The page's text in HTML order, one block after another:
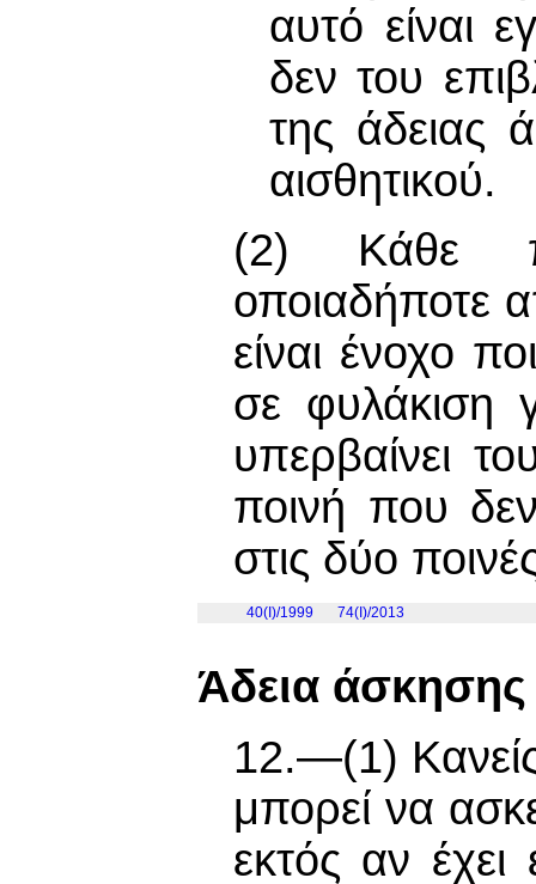
αυτό είναι
δεν του
της άδειας
αισθητικού.
(2) Κάθε
οποιαδήποτε
είναι ένοχο
σε φυλάκιση
υπερβαίνει
ποινή που
στις δύο
40(I)/1999 74(I)/2013
Άδεια
12.—(1)
μπορεί να
εκτός αν